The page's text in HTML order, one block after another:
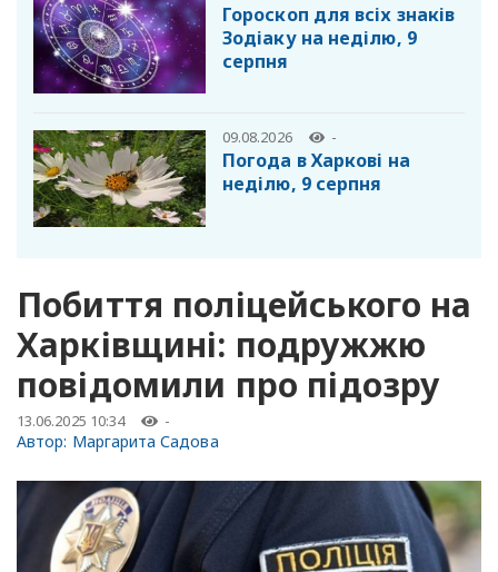
Гороскоп для всіх знаків
Зодіаку на неділю, 9
серпня
09.08.2026 -
Погода в Харкові на
неділю, 9 серпня
Побиття поліцейського на
Харківщині: подружжю
повідомили про підозру
13.06.2025 10:34 -
Автор: Маргарита Садова